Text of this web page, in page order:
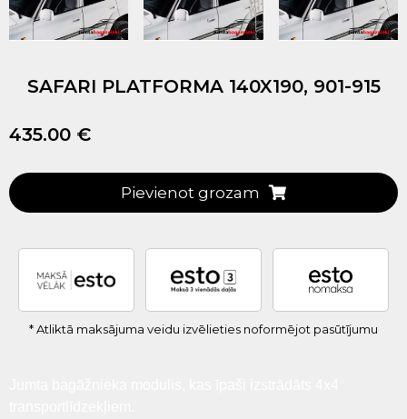
SAFARI PLATFORMA 140X190, 901-915
435.00 €
Pievienot grozam
* Atliktā maksājuma veidu izvēlieties noformējot pasūtījumu